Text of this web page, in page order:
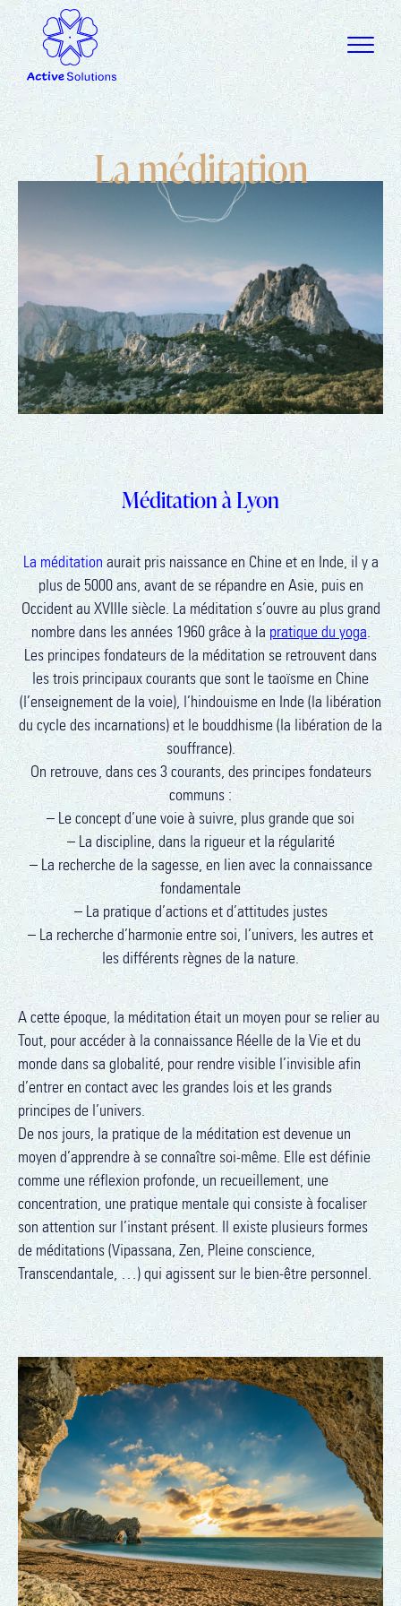
Laméditation
Méditation à Lyon
La méditation aurait pris naissance en Chine et en Inde, il y a
plus de 5000 ans, avant de se répandre en Asie, puis en
Occident au XVIIIe siècle. La méditation s’ouvre au plus grand
nombre dans les années 1960 grâce à la pratique du yoga.
Les principes fondateurs de la méditation se retrouvent dans
les trois principaux courants que sont le taoïsme en Chine
(l’enseignement de la voie), l’hindouisme en Inde (la libération
du cycle des incarnations) et le bouddhisme (la libération de la
souffrance).
On retrouve, dans ces 3 courants, des principes fondateurs
communs :
– Le concept d’une voie à suivre, plus grande que soi
– La discipline, dans la rigueur et la régularité
– La recherche de la sagesse, en lien avec la connaissance
fondamentale
– La pratique d’actions et d’attitudes justes
– La recherche d’harmonie entre soi, l’univers, les autres et
les différents règnes de la nature.
A cette époque, la méditation était un moyen pour se relier au
Tout, pour accéder à la connaissance Réelle de la Vie et du
monde dans sa globalité, pour rendre visible l’invisible afin
d’entrer en contact avec les grandes lois et les grands
principes de l’univers.
De nos jours, la pratique de la méditation est devenue un
moyen d’apprendre à se connaître soi-même. Elle est définie
comme une réflexion profonde, un recueillement, une
concentration, une pratique mentale qui consiste à focaliser
son attention sur l’instant présent. Il existe plusieurs formes
de méditations (Vipassana, Zen, Pleine conscience,
Transcendantale, …) qui agissent sur le bien-être personnel.